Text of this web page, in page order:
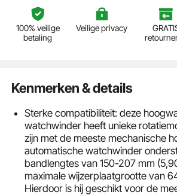
100% veilige
betaling
Veilige privacy
Kenmerken & details
Sterke compatibiliteit: deze
watchwinder heeft unieke
zijn met de meeste mechanische
automatische watchwinder
bandlengtes van 150-207 mm
maximale wijzerplaatgrootte van
Hierdoor is hij geschikt voor de